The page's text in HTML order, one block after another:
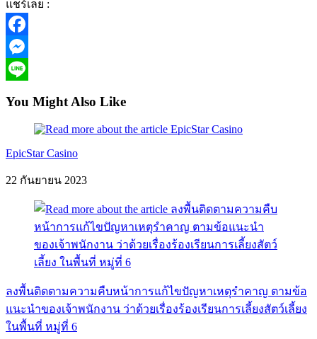
แชร์เลย :
Facebook
Messenger
You Might Also Like
EpicStar Casino
22 กันยายน 2023
ลงพื้นติดตามความคืบหน้าการแก้ไขปัญหาเหตุรำคาญ ตามข้อ
แนะนำของเจ้าพนักงาน ว่าด้วยเรื่องร้องเรียนการเลี้ยงสัตว์เลี้ยง
ในพื้นที่ หมู่ที่ 6